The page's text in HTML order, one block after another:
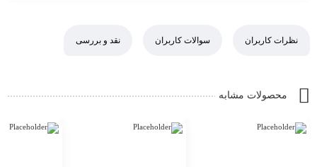
نظرات کاربران سوالات کاربران نقد و بررسی
محصولات مشابه